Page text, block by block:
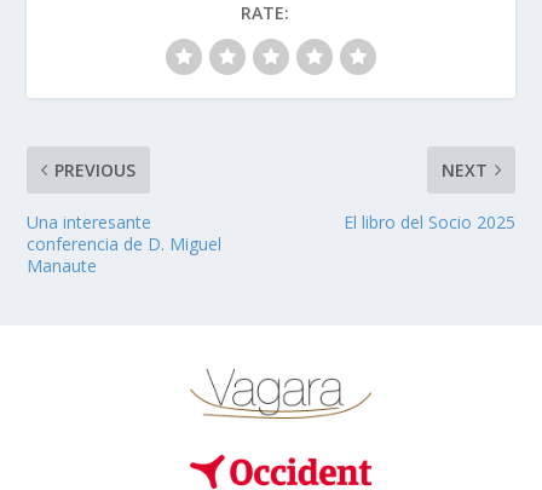
RATE:
PREVIOUS
Una interesante
conferencia de D. Miguel
Manaute
NEXT
El libro del Socio 2025